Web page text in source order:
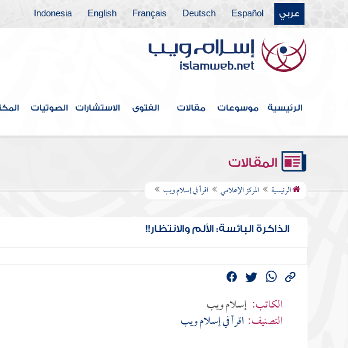
عربي Español
Deutsch
Français
English
Indonesia
الرئيسية موسوعات مقالات الفتوى الاستشارات الصوتيات
المقالات
الرئيسية المركز الإعلامي اقرأ في إسلام ويب
الذاكرة البائسة: الألم والانتظار!!
الكاتب: إسلام ويب
التصنيف: اقرأ في إسلام ويب